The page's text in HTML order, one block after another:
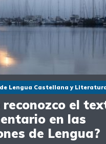
Lengua Castellana y
reconozco el
en las
de Lengua?